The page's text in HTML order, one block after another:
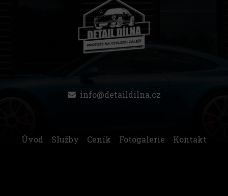
info@detaildilna.cz
Úvod Služby Ceník Fotogalerie Kontakt